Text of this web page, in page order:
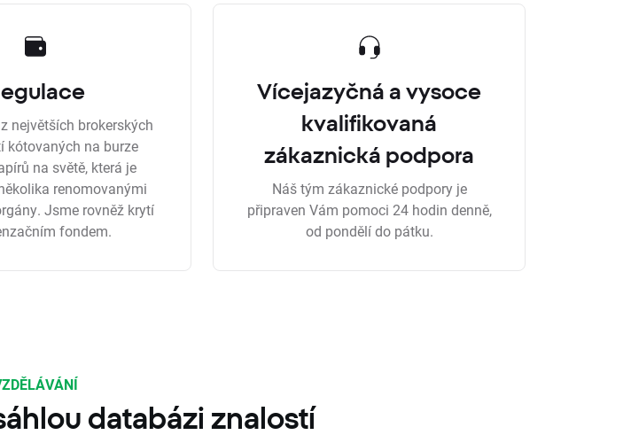
největších brokerských
kótovaných na burze
na světě, která je
renomovanými
Jsme rovněž krytí
fondem.
Vícejazyčná a vysoce
kvalifikovaná
zákaznická podpora
Náš tým zákaznické podpory je
připraven Vám pomoci 24 hodin denně,
od pondělí do pátku.
databázi znalostí